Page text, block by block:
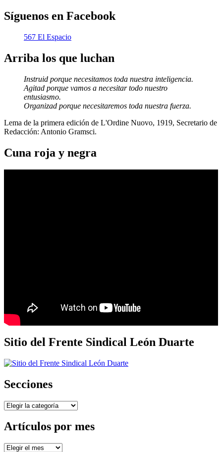
Síguenos en Facebook
567 El Espacio
Arriba los que luchan
Instruid porque necesitamos toda nuestra inteligencia.
Agitad porque vamos a necesitar todo nuestro
entusiasmo.
Organizad porque necesitaremos toda nuestra fuerza.
Lema de la primera edición de L'Ordine Nuovo, 1919, Secretario de
Redacción: Antonio Gramsci.
Cuna roja y negra
Sitio del Frente Sindical León Duarte
Secciones
Secciones
Artículos por mes
Artículos